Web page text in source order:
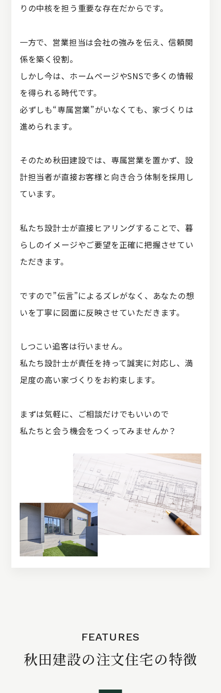
りの中核を担う重要な存在だからです。
一方で、営業担当は会社の強みを伝え、信頼関
係を築く役割。
しかし今は、ホームページやSNSで多くの情報
を得られる時代です。
必ずしも“専属営業”がいなくても、家づくりは
進められます。
そのため秋田建設では、専属営業を置かず、設
計担当者が直接お客様と向き合う体制を採用し
ています。
私たち設計士が直接ヒアリングすることで、 暮
らしのイメージやご要望を正確に把握させてい
ただきます。
ですので”伝言”によるズレがなく、 あなたの想
いを丁寧に図面に反映させていただきます。
しつこい追客は行いません。
私たち設計士が責任を持って誠実に対応し、満
足度の高い家づくりをお約束します。
まずは気軽に、ご相談だけでもいいので
私たちと会う機会をつくってみませんか？
FEATURES
秋田建設の注文住宅の特徴